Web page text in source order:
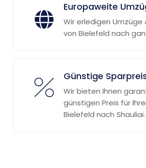
Europaweite
Wir erledigen Umzüge
von Bielefeld nach
Günstige
Wir bieten Ihnen
günstigen Preis für
Bielefeld nach Shauliai.